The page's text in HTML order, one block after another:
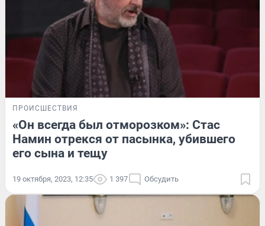
ПРОИСШЕСТВИЯ
«Он всегда был отморозком»: Стас
Намин отрекся от пасынка, убившего
его сына и тещу
19 октября, 2023, 12:35 1 397 Обсудить